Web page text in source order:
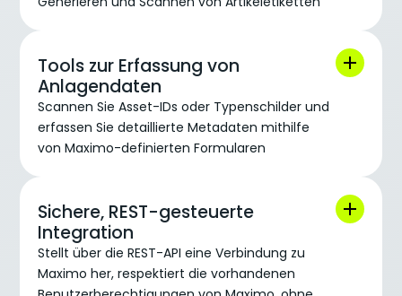
Tools zur Erfassung von
Anlagendaten
Scannen Sie Asset-IDs oder Typenschilder und
erfassen Sie detaillierte Metadaten mithilfe
von Maximo-definierten Formularen
Sichere, REST-gesteuerte
Integration
Stellt über die REST-API eine Verbindung zu
Maximo her, respektiert die vorhandenen